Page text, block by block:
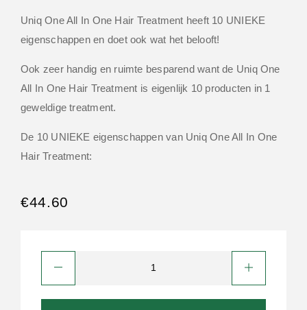
Uniq One All In One Hair Treatment heeft 10 UNIEKE
eigenschappen en doet ook wat het belooft!
Ook zeer handig en ruimte besparend want de Uniq One
All In One Hair Treatment is eigenlijk 10 producten in 1
geweldige treatment.
De 10 UNIEKE eigenschappen van Uniq One All In One
Hair Treatment:
€44.60